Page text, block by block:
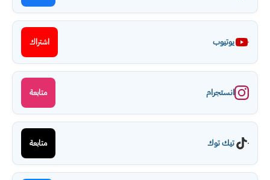
يوتيوب اشتراك
انستجرام متابعة
تيك توك متابعة